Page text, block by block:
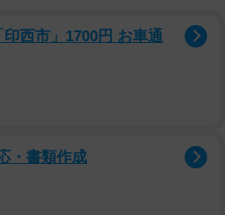
います。しかしその数年後、現
は「全部自分がやるから、寝と
西市」1700円 お車通
・書類作成